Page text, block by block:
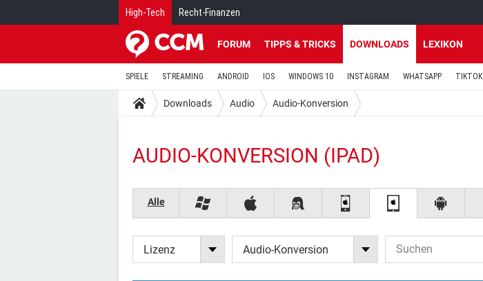
High-Tech Recht-Finanzen
FORUM TIPPS & TRICKS DOWNLOADS LEXIKON
SPIELE STREAMING ANDROID IOS WINDOWS 10 INSTAGRAM WHATSAPP TIKTOK
Downloads Audio Audio-Konversion
AUDIO-KONVERSION (IPAD)
Alle
Lizenz Audio-Konversion